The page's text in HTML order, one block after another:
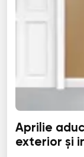
Aprilie
exterior și